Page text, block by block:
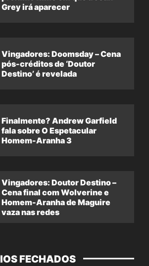
Grey irá aparecer
Vingadores: Doomsday – Cena
pós-créditos de ‘Doutor
Destino’ é revelada
Finalmente? Andrew Garfield
fala sobre O Espetacular
Homem-Aranha 3
Vingadores: Doutor Destino –
Cena final com Wolverine e
Homem-Aranha de Maguire
vaza nas redes
FECHADOS